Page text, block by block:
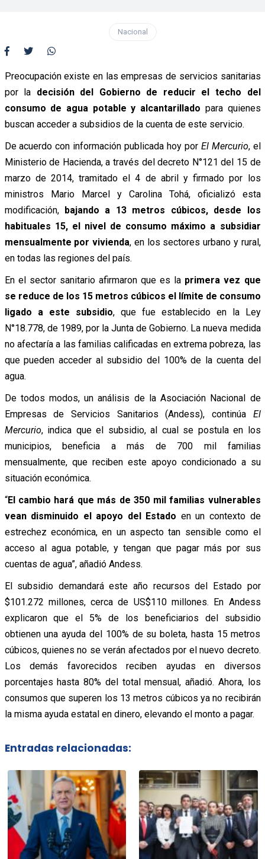
Nacional
Preocupación existe en las empresas de servicios sanitarias
por la decisión del Gobierno de reducir el techo del
consumo de agua potable y alcantarillado para quienes
buscan acceder a subsidios de la cuenta de este servicio.
De acuerdo con información publicada hoy por El Mercurio, el
Ministerio de Hacienda, a través del decreto N°121 del 15 de
marzo de 2014, tramitado el 4 de abril y firmado por los
ministros Mario Marcel y Carolina Tohá, oficializó esta
modificación, bajando a 13 metros cúbicos, desde los
habituales 15, el nivel de consumo máximo a subsidiar
mensualmente por vivienda, en los sectores urbano y rural,
en todas las regiones del país.
En el sector sanitario afirmaron que es la primera vez que
se reduce de los 15 metros cúbicos el límite de consumo
ligado a este subsidio, que fue establecido en la Ley
N°18.778, de 1989, por la Junta de Gobierno. La nueva medida
no afectaría a las familias calificadas en extrema pobreza, las
que pueden acceder al subsidio del 100% de la cuenta del
agua.
De todos modos, un análisis de la Asociación Nacional de
Empresas de Servicios Sanitarios (Andess), continúa El
Mercurio, indica que el subsidio, al cual se postula en los
municipios, beneficia a más de 700 mil familias
mensualmente, que reciben este apoyo condicionado a su
situación económica.
“El cambio hará que más de 350 mil familias vulnerables
vean disminuido el apoyo del Estado en un contexto de
estrechez económica, en un aspecto tan sensible como el
acceso al agua potable, y tengan que pagar más por sus
cuentas de agua”, añadió Andess.
El subsidio demandará este año recursos del Estado por
$101.272 millones, cerca de US$110 millones. En Andess
explicaron que el 5% de los beneficiarios del subsidio
obtienen una ayuda del 100% de su boleta, hasta 15 metros
cúbicos, quienes no se verán afectados por el nuevo decreto.
Los demás favorecidos reciben ayudas en diversos
porcentajes hasta 80% del total mensual, añadió. Ahora, los
consumos que superen los 13 metros cúbicos ya no recibirán
la misma ayuda estatal en dinero, elevando el monto a pagar.
Entradas relacionadas: